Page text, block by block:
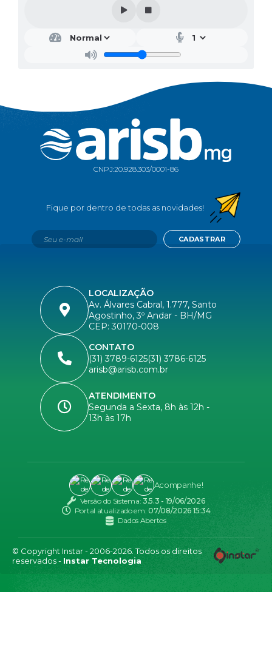
CNPJ:20.928.303/0001-86
LOCALIZAÇÃO
Av. Álvares Cabral, 1.777, Santo
Agostinho, 3º Andar - BH/MG
CEP: 30170-008
CONTATO
(31) 3789-6125(31) 3786-6125
arisb@arisb.com.br
ATENDIMENTO
Segunda a Sexta, 8h às 12h -
13h às 17h
CADASTRAR
Versão do Sistema: 3.5.3 - 19/06/2026
Portal atualizado em:07/08/2026 15:34
Dados Abertos
Acompanhe!
© Copyright Instar - 2006-2026. Todos os direitos
reservados - Instar Tecnologia